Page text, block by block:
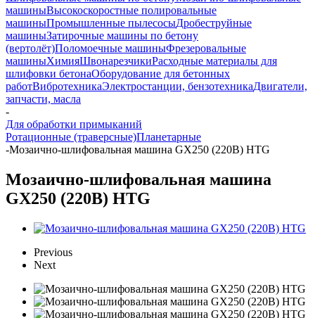
машиныВысокоскоростные полировальные
машиныПромышленные пылесосыДробеструйные
машиныЗатирочные машины по бетону
(вертолёт)Поломоечные машиныФрезеровальные
машиныХимияШвонарезчикиРасходные материалы для
шлифовки бетонаОборудование для бетонных
работВибротехникаЭлектростанции, бензотехникаДвигатели,
запчасти, масла
-
Для обработки примыканий
Ротационные (траверсные)Планетарные
-Мозаично-шлифовальная машина GX250 (220В) HTG
Мозаично-шлифовальная машина
GX250 (220В) HTG
Previous
Next